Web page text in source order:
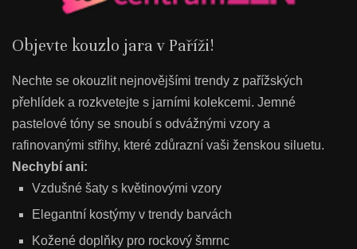
Objevte kouzlo jara v Paříži!
Nechte se okouzlit nejnovějšími trendy z pařížských
přehlídek a rozkvetejte s jarními kolekcemi. Jemné
pastelové tóny se snoubí s odvážnými vzory a
rafinovanými střihy, které zdůrazní vaši ženskou siluetu.
Nechybí ani:
Vzdušné šaty s květinovými vzory
Elegantní kostýmy v trendy barvách
Kožené doplňky pro rockový šmrnc